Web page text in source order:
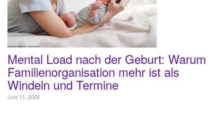
Mental Load nach der Geburt: Warum
Familienorganisation mehr ist als
Windeln und Termine
Juni 11, 2026